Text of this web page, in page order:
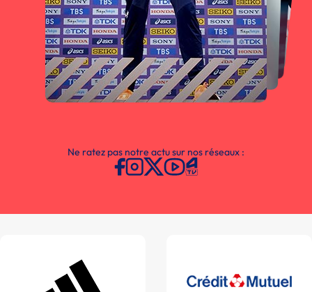
Ne ratez pas notre actu sur nos réseaux :